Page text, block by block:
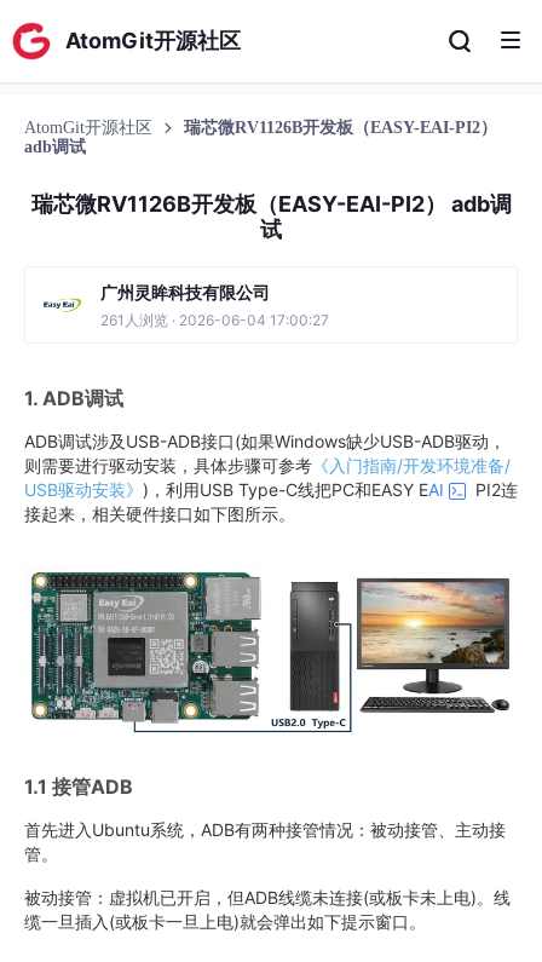
AtomGit开源社区
AtomGit开源社区
瑞芯微RV1126B开发板（EASY-EAI-PI2）
adb调试
瑞芯微RV1126B开发板（EASY-EAI-PI2） adb调
试
广州灵眸科技有限公司
261人浏览 · 2026-06-04 17:00:27
1. ADB调试
ADB调试涉及USB-ADB接口(如果Windows缺少USB-ADB驱动，
则需要进行驱动安装，具体步骤可参考 《入门指南/开发环境准备/
USB驱动安装》 )，利用USB Type-C线把PC和EASY EAI
PI2连
接起来，相关硬件接口如下图所示。
1.1 接管ADB
首先进入Ubuntu系统，ADB有两种接管情况：被动接管、主动接
管。
被动接管：虚拟机已开启，但ADB线缆未连接(或板卡未上电)。线
缆一旦插入(或板卡一旦上电)就会弹出如下提示窗口。